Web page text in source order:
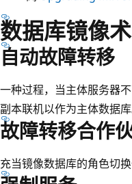
数据库镜像
自动故障转移
一种过程，当主体服务器
副本联机以作为主体数据库
故障转移合作
充当镜像数据库的角色切